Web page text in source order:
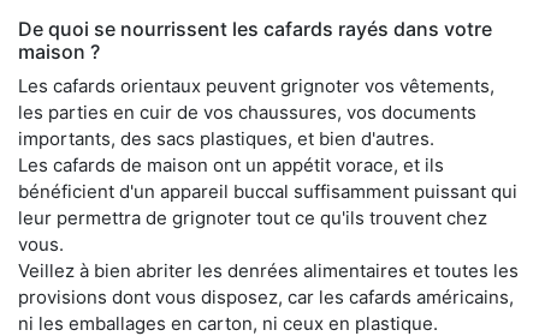
De quoi se nourrissent les cafards rayés dans votre
maison ?
Les cafards orientaux peuvent grignoter vos vêtements,
les parties en cuir de vos chaussures, vos documents
importants, des sacs plastiques, et bien d'autres.
Les cafards de maison ont un appétit vorace, et ils
bénéficient d'un appareil buccal suffisamment puissant qui
leur permettra de grignoter tout ce qu'ils trouvent chez
vous.
Veillez à bien abriter les denrées alimentaires et toutes les
provisions dont vous disposez, car les cafards américains,
ni les emballages en carton, ni ceux en plastique.